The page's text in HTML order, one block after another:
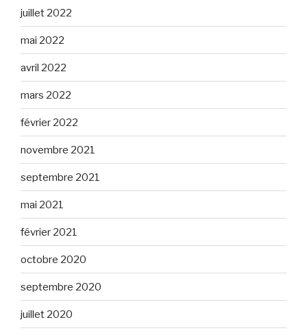
juillet 2022
mai 2022
avril 2022
mars 2022
février 2022
novembre 2021
septembre 2021
mai 2021
février 2021
octobre 2020
septembre 2020
juillet 2020